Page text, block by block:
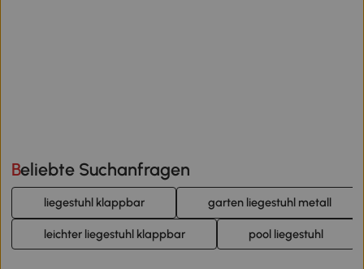
Beliebte Suchanfragen
liegestuhl klappbar garten liegestuhl metall
leichter liegestuhl klappbar pool liegestuhl